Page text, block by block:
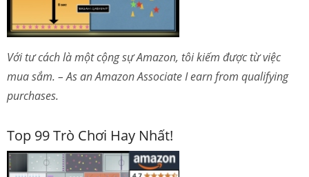
Với tư cách là một cộng sự Amazon, tôi kiếm được từ việc
mua sắm. – As an Amazon Associate I earn from qualifying
purchases.
Top 99 Trò Chơi Hay Nhất!